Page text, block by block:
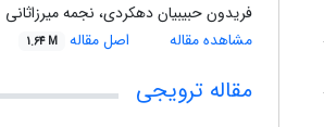
فریدون حبیبیان دهکردی، نجمه میرزاثانی
مشاهده مقاله
اصل مقاله 1.64 M
مقاله ترویجی